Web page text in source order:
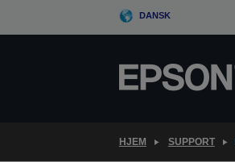
DANSK
HJEM SUPPORT